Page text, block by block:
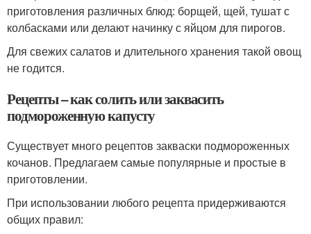
приготовления различных блюд: борщей, щей, тушат с
колбасками или делают начинку с яйцом для пирогов.
Для свежих салатов и длительного хранения такой овощ
не годится.
Рецепты – как солить или заквасить
подмороженную капусту
Существует много рецептов закваски подмороженных
кочанов. Предлагаем самые популярные и простые в
приготовлении.
При использовании любого рецепта придерживаются
общих правил: